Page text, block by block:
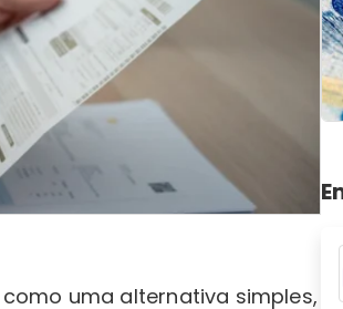
uma alternativa simples,